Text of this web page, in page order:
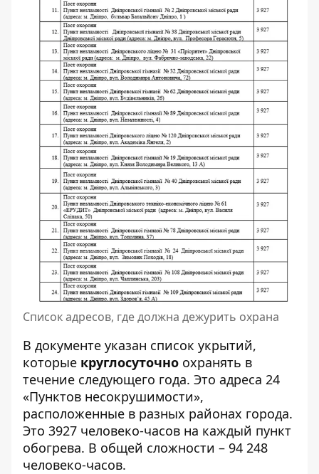
Список адресов, где должна дежурить охрана
В документе указан список укрытий,
которые круглосуточно охранять в
течение следующего года. Это адреса 24
«Пунктов несокрушимости»,
расположенные в разных районах города.
Это 3927 человеко-часов на каждый пункт
обогрева. В общей сложности – 94 248
человеко-часов.